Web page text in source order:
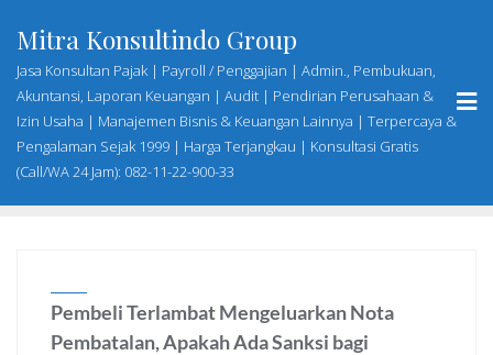
content
Mitra Konsultindo Group
Jasa Konsultan Pajak | Payroll / Penggajian | Admin., Pembukuan,
Akuntansi, Laporan Keuangan | Audit | Pendirian Perusahaan &
Izin Usaha | Manajemen Bisnis & Keuangan Lainnya | Terpercaya &
Pengalaman Sejak 1999 | Harga Terjangkau | Konsultasi Gratis
(Call/WA 24 Jam): 082-11-22-900-33
Pembeli Terlambat Mengeluarkan Nota
Pembatalan, Apakah Ada Sanksi bagi